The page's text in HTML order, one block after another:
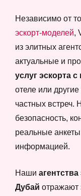
Независимо от
эскорт-моделей,
из элитных
актуальные и
услуг эскорта
отеле или
частных встреч.
безопасность,
реальные
информацией.
Наши
Дубай отражают